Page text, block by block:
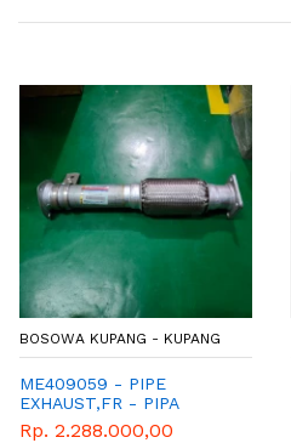
BOSOWA KUPANG - KUPANG
ME409059 - PIPE
EXHAUST,FR - PIPA
KENALPOT FLEKSIBEL
Rp. 2.288.000,00